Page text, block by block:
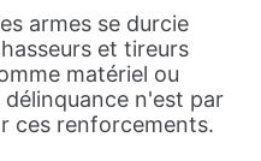
armes se durcie
et tireurs
matériel ou
n'est par
ces renforcements.